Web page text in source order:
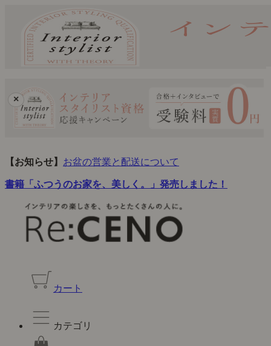
×
【お知らせ】 お盆の営業と配送について
書籍「ふつうのお家を、美しく。」発売しました！
カート
カテゴリ